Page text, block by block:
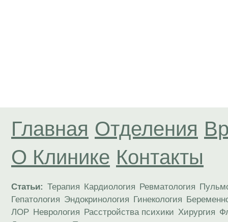
Главная Отделения
О Клинике Контакты
Статьи: Терапия Кардиология Ревматология
Гепатология Эндокринология Гинекология
ЛОР Неврология Расстройства психики Хирургия